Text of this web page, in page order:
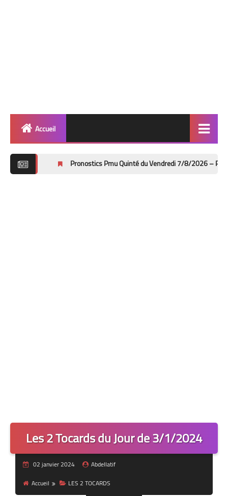
Accueil
Pronostics Pmu Quinté du Vendredi 7/8/2026 – Prix Bruno
Les 2 Tocards du Jour de 3/1/2024
02 janvier 2024
Abdellatif
Accueil
LES 2 TOCARDS